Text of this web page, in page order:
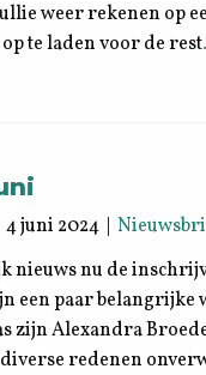
weer rekenen op
te laden voor de rest
4 juni 2024 |
nieuws nu de
een paar
zijn Alexandra
redenen